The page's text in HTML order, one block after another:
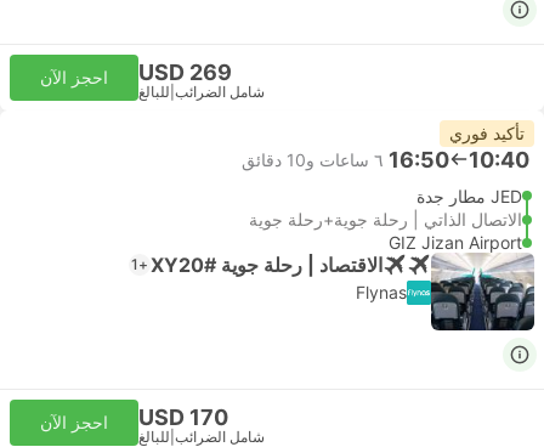
USD 269
شامل الضرائب للبالغ
احجز الآن
تأكيد فوري
10:40
16:50 ٦ ساعات و‫10 دقائق
JED مطار جدة
الاتصال الذاتي | رحلة جوية+رحلة جوية
GIZ Jizan Airport
الاقتصاد | رحلة جوية #XY20 +1
Flynas
USD 170
شامل الضرائب للبالغ
احجز الآن